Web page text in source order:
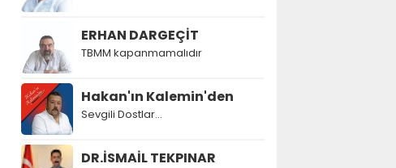
ERHAN DARGEÇİT
TBMM kapanmamalıdır
Hakan'ın Kalemin'den
Sevgili Dostlar...
DR.İSMAİL TEKPINAR